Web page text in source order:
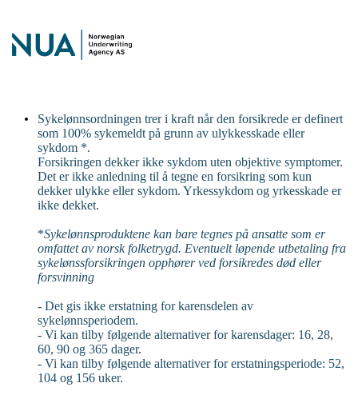
Sykelønnsordningen trer i kraft når den forsikrede er definert
som 100% sykemeldt på grunn av ulykkesskade eller
sykdom *.
Forsikringen dekker ikke sykdom uten objektive symptomer.
Det er ikke anledning til å tegne en forsikring som kun
dekker ulykke eller sykdom. Yrkessykdom og yrkesskade er
ikke dekket.
*Sykelønnsproduktene kan bare tegnes på ansatte som er
omfattet av norsk folketrygd. Eventuelt løpende utbetaling fra
sykelønssforsikringen opphører ved forsikredes død eller
forsvinning
- Det gis ikke erstatning for karensdelen av
sykelønnsperiodem.
- Vi kan tilby følgende alternativer for karensdager: 16, 28,
60, 90 og 365 dager.
- Vi kan tilby følgende alternativer for erstatningsperiode: 52,
104 og 156 uker.